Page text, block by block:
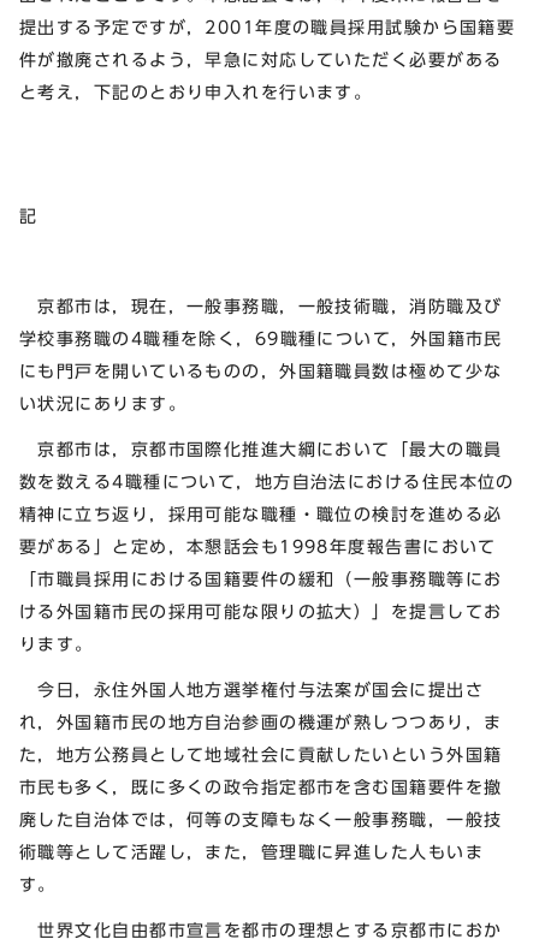
提出する予定ですが，2001年度の職員採用試験から国籍要
件が撤廃されるよう，早急に対応していただく必要がある
と考え，下記のとおり申入れを行います。
記
京都市は，現在，一般事務職，一般技術職，消防職及び
学校事務職の4職種を除く，69職種について，外国籍市民
にも門戸を開いているものの，外国籍職員数は極めて少な
い状況にあります。
京都市は，京都市国際化推進大綱において「最大の職員
数を数える4職種について，地方自治法における住民本位の
精神に立ち返り，採用可能な職種・職位の検討を進める必
要がある」と定め，本懇話会も1998年度報告書において
「市職員採用における国籍要件の緩和（一般事務職等にお
ける外国籍市民の採用可能な限りの拡大）」を提言してお
ります。
今日，永住外国人地方選挙権付与法案が国会に提出さ
れ，外国籍市民の地方自治参画の機運が熟しつつあり，ま
た，地方公務員として地域社会に貢献したいという外国籍
市民も多く，既に多くの政令指定都市を含む国籍要件を撤
廃した自治体では，何等の支障もなく一般事務職，一般技
術職等として活躍し，また，管理職に昇進した人もいま
す。
世界文化自由都市宣言を都市の理想とする京都市におか